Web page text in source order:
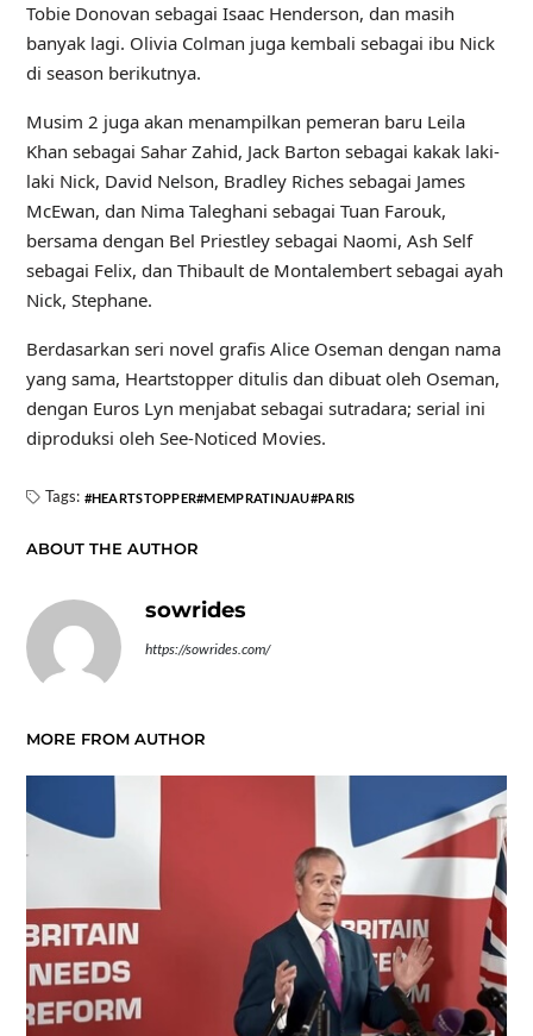
Tobie Donovan sebagai Isaac Henderson, dan masih
banyak lagi. Olivia Colman juga kembali sebagai ibu Nick
di season berikutnya.
Musim 2 juga akan menampilkan pemeran baru Leila
Khan sebagai Sahar Zahid, Jack Barton sebagai kakak laki-
laki Nick, David Nelson, Bradley Riches sebagai James
McEwan, dan Nima Taleghani sebagai Tuan Farouk,
bersama dengan Bel Priestley sebagai Naomi, Ash Self
sebagai Felix, dan Thibault de Montalembert sebagai ayah
Nick, Stephane.
Berdasarkan seri novel grafis Alice Oseman dengan nama
yang sama, Heartstopper ditulis dan dibuat oleh Oseman,
dengan Euros Lyn menjabat sebagai sutradara; serial ini
diproduksi oleh See-Noticed Movies.
Tags: HEARTSTOPPER MEMPRATINJAU PARIS
ABOUT THE AUTHOR
sowrides
https://sowrides.com/
MORE FROM AUTHOR